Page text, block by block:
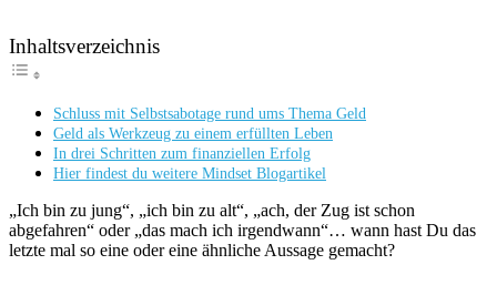
Inhaltsverzeichnis
Schluss mit Selbstsabotage rund ums Thema Geld
Geld als Werkzeug zu einem erfüllten Leben
In drei Schritten zum finanziellen Erfolg
Hier findest du weitere Mindset Blogartikel
„Ich bin zu jung“, „ich bin zu alt“, „ach, der Zug ist schon
abgefahren“ oder „das mach ich irgendwann“… wann hast Du das
letzte mal so eine oder eine ähnliche Aussage gemacht?